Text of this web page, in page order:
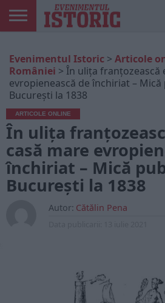
ONLINE
EDIȚII
TIPĂRITE
ISTORIC
PLAY
CONTUL
MEU
Evenimentul Istoric > Articole
României > În ulița franțozească
evropienească de închiriat –
București la 1838
ARTICOLE ONLINE
În ulița
casă mare
închiriat – Mică
București la 1838
Autor: Cătălin Pena